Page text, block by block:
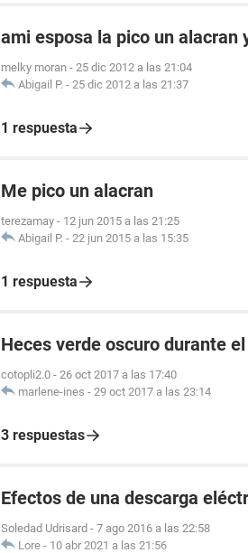
ami esposa la pico un alacran
melky moran - 25 dic 2012 a las 21:04
Abigail P. - 25 dic 2012 a las 21:37
1 respuesta
Me pico un alacran
terezamay - 12 jun 2015 a las 21:25
Abigail P. - 22 jun 2015 a las 15:35
1 respuesta
Heces verde oscuro durante
cotopli2.0 - 26 oct 2017 a las 17:40
marlene-ines - 29 oct 2017 a las 23:14
3 respuestas
Efectos de una descarga
Soledad Udrisard - 7 ago 2016 a las 22:58
Lore - 10 abr 2021 a las 21:56